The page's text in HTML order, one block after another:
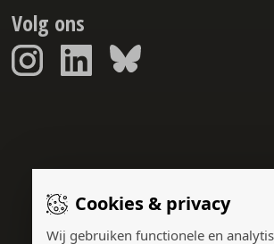
Cookies & privacy
Wij gebruiken functionele en
Volg ons
Sponsorreport ©
Gerealiseerd door: